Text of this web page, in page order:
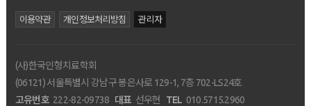
이용약관 개인정보처리방침 관리자
(사)한국인형치료학회
(06121) 서울특별시 강남구 봉은사로 129-1, 7층 702-LS24호
고유번호 222-82-09738 대표 선우현 TEL 010.5715.2960